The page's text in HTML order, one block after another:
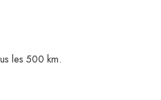
les 500 km.